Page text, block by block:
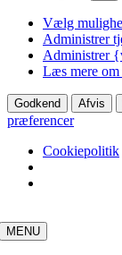
Vælg
Administrer
Administrer
Læs mere om
Godkend Afvis
præferencer
Cookiepolitik
to
content
MENU